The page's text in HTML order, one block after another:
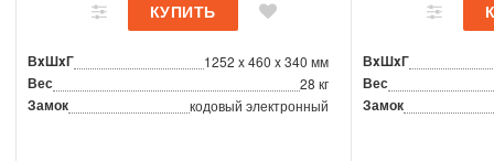
ВxШxГ 1252 x 460 x 340 мм
Вес 28 кг
Замок кодовый электронный
ВxШxГ
Вес
Замок